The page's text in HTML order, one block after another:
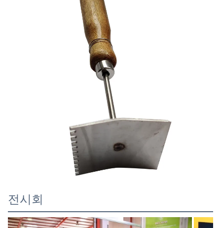
전시회